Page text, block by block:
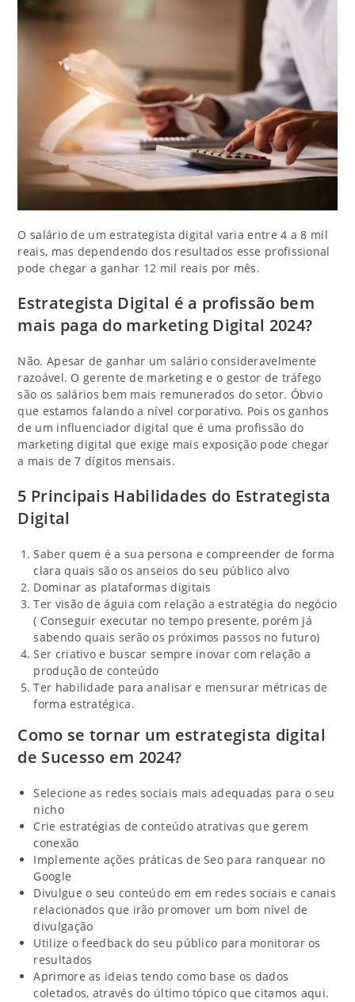
O salário de um estrategista digital varia entre 4 a 8 mil
reais, mas dependendo dos resultados esse profissional
pode chegar a ganhar 12 mil reais por mês.
Estrategista Digital é a profissão bem
mais paga do marketing Digital 2024?
Não. Apesar de ganhar um salário consideravelmente
razoável. O gerente de marketing e o gestor de tráfego
são os salários bem mais remunerados do setor. Óbvio
que estamos falando a nível corporativo. Pois os ganhos
de um influenciador digital que é uma profissão do
marketing digital que exige mais exposição pode chegar
a mais de 7 dígitos mensais.
5 Principais Habilidades do Estrategista
Digital
Saber quem é a sua persona e compreender de forma
clara quais são os anseios do seu público alvo
Dominar as plataformas digitais
Ter visão de águia com relação a estratégia do negócio
( Conseguir executar no tempo presente, porém já
sabendo quais serão os próximos passos no futuro)
Ser criativo e buscar sempre inovar com relação a
produção de conteúdo
Ter habilidade para analisar e mensurar métricas de
forma estratégica.
Como se tornar um estrategista digital
de Sucesso em 2024?
Selecione as redes sociais mais adequadas para o seu
nicho
Crie estratégias de conteúdo atrativas que gerem
conexão
Implemente ações práticas de Seo para ranquear no
Google
Divulgue o seu conteúdo em em redes sociais e canais
relacionados que irão promover um bom nível de
divulgação
Utilize o feedback do seu público para monitorar os
resultados
Aprimore as ideias tendo como base os dados
coletados, através do último tópico que citamos aqui.